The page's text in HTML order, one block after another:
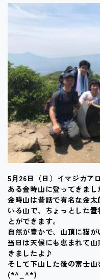
5月26日（日）イマジカア
ある金時山に登ってきまし
金時山は昔話で有名な金
いる山で、ちょっとした
とができます。
自然が豊かで、山頂に猫が
当日は天候にも恵まれて
きましたよ♪
そして下山した後の富士
(*^_^*)